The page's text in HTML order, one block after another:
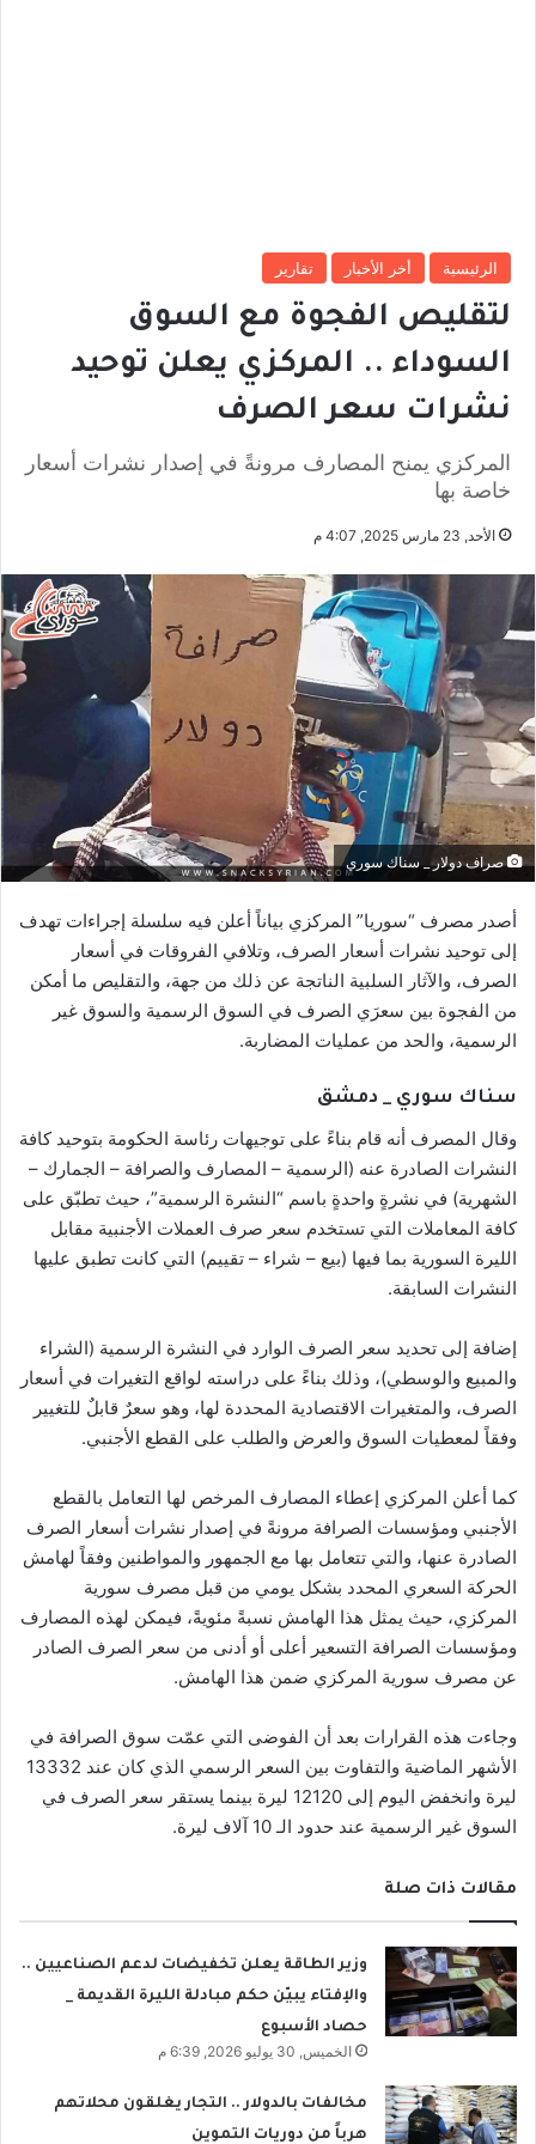
الرئيسية أخر الأخبار تقارير
لتقليص الفجوة مع السوق
السوداء .. المركزي يعلن توحيد
نشرات سعر الصرف
المركزي يمنح المصارف مرونةً في إصدار نشرات أسعار
خاصة بها
الأحد, 23 مارس 2025, 4:07 م
صراف دولار _ سناك سوري
أصدر مصرف “سوريا” المركزي بياناً أعلن فيه سلسلة إجراءات تهدف
إلى توحيد نشرات أسعار الصرف، وتلافي الفروقات في أسعار
الصرف، والآثار السلبية الناتجة عن ذلك من جهة، والتقليص ما أمكن
من الفجوة بين سعرَي الصرف في السوق الرسمية والسوق غير
الرسمية، والحد من عمليات المضاربة.
سناك سوري _ دمشق
وقال المصرف أنه قام بناءً على توجيهات رئاسة الحكومة بتوحيد كافة
النشرات الصادرة عنه (الرسمية – المصارف والصرافة – الجمارك –
الشهرية) في نشرةٍ واحدةٍ باسم “النشرة الرسمية”، حيث تطبّق على
كافة المعاملات التي تستخدم سعر صرف العملات الأجنبية مقابل
الليرة السورية بما فيها (بيع – شراء – تقييم) التي كانت تطبق عليها
النشرات السابقة.
إضافة إلى تحديد سعر الصرف الوارد في النشرة الرسمية (الشراء
والمبيع والوسطي)، وذلك بناءً على دراسته لواقع التغيرات في أسعار
الصرف، والمتغيرات الاقتصادية المحددة لها، وهو سعرٌ قابلٌ للتغيير
وفقاً لمعطيات السوق والعرض والطلب على القطع الأجنبي.
كما أعلن المركزي إعطاء المصارف المرخص لها التعامل بالقطع
الأجنبي ومؤسسات الصرافة مرونةً في إصدار نشرات أسعار الصرف
الصادرة عنها، والتي تتعامل بها مع الجمهور والمواطنين وفقاً لهامش
الحركة السعري المحدد بشكل يومي من قبل مصرف سورية
المركزي، حيث يمثل هذا الهامش نسبةً مئويةً، فيمكن لهذه المصارف
ومؤسسات الصرافة التسعير أعلى أو أدنى من سعر الصرف الصادر
عن مصرف سورية المركزي ضمن هذا الهامش.
وجاءت هذه القرارات بعد أن الفوضى التي عمّت سوق الصرافة في
الأشهر الماضية والتفاوت بين السعر الرسمي الذي كان عند 13332
ليرة وانخفض اليوم إلى 12120 ليرة بينما يستقر سعر الصرف في
السوق غير الرسمية عند حدود الـ 10 آلاف ليرة.
مقالات ذات صلة
وزير الطاقة يعلن تخفيضات لدعم الصناعيين ..
والإفتاء يبيّن حكم مبادلة الليرة القديمة _
حصاد الأسبوع
الخميس, 30 يوليو 2026, 6:39 م
مخالفات بالدولار .. التجار يغلقون محلاتهم
هرباً من دوريات التموين